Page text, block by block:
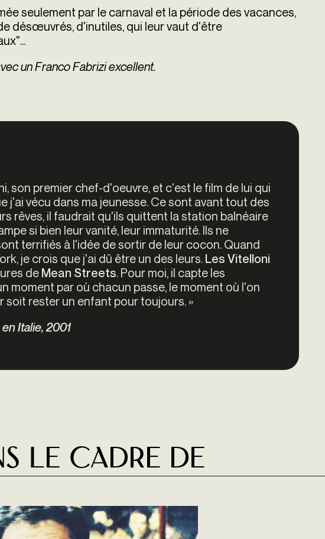
seulement par le carnaval et la période des vacances,
désœuvrés, d'inutiles, qui leur vaut d'être
...
un Franco Fabrizi excellent.
son premier chef-d'oeuvre, et c'est le film de lui qui
j'ai vécu dans ma jeunesse. Ce sont avant tout des
rêves, il faudrait qu'ils quittent la station balnéaire
si bien leur vanité, leur immaturité. Ils ne
terrifiés à l'idée de sortir de leur cocon. Quand
je crois que j'ai dû être un des leurs. Les Vitelloni
de Mean Streets. Pour moi, il capte les
moment par où chacun passe, le moment où l'on
soit rester un enfant pour toujours. »
Italie, 2001
le cadre de